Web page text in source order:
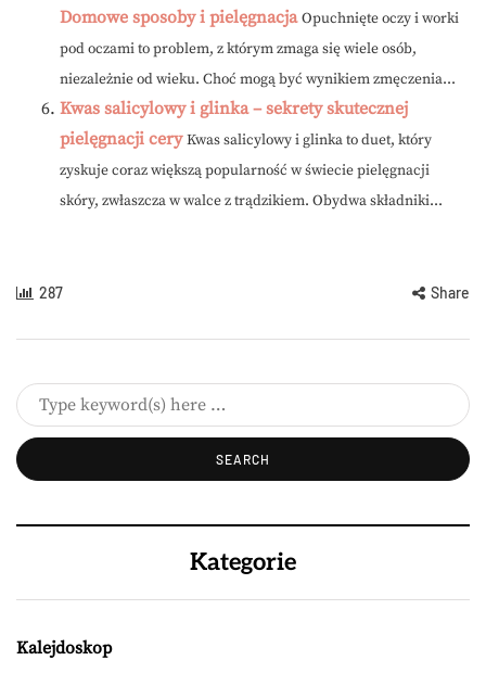
Domowe sposoby i pielęgnacja Opuchnięte oczy i worki
pod oczami to problem, z którym zmaga się wiele osób,
niezależnie od wieku. Choć mogą być wynikiem zmęczenia...
Kwas salicylowy i glinka – sekrety skutecznej
pielęgnacji cery Kwas salicylowy i glinka to duet, który
zyskuje coraz większą popularność w świecie pielęgnacji
skóry, zwłaszcza w walce z trądzikiem. Obydwa składniki...
287 Share
Kategorie
Kalejdoskop